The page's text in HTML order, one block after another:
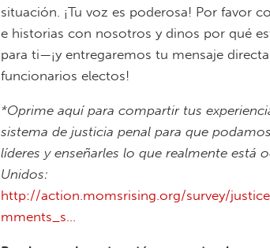
situación. ¡Tu voz es poderosa! Por favor
e historias con nosotros y dinos por qué
para ti—¡y entregaremos tu mensaje
funcionarios electos!
*Oprime aquí para compartir tus
sistema de justicia penal para que
líderes y enseñarles lo que realmente está
Unidos:
http://action.momsrising.org/survey/
mments_s...